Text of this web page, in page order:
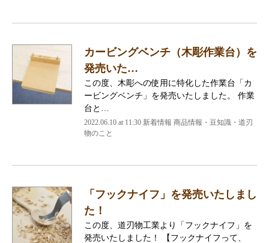
カービングベンチ（木彫作業台）を
発売いた…
この度、木彫への使用に特化した作業台「カ
ービングベンチ」を発売いたしました。 作業
台と…
2022.06.10 at 11:30 新着情報 商品情報・豆知識・道刃
物のこと
「フックナイフ」を発売いたしまし
た！
この度、道刃物工業より「フックナイフ」を
発売いたしました！ 【フックナイフって、